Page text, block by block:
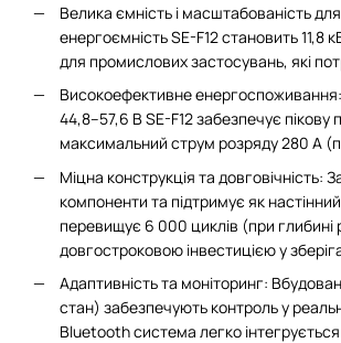
Велика ємність і масштабованість
енергоємність SE-F12 становить 11,8
для промислових застосувань, які
Високоефективне енергоспоживання:
44,8–57,6 В SE-F12 забезпечує
максимальний струм розряду 280 А
Міцна конструкція та довговічність:
компоненти та підтримує як
перевищує 6 000 циклів (при
довгостроковою інвестицією у
Адаптивність та моніторинг:
стан) забезпечують контроль у
Bluetooth система легко